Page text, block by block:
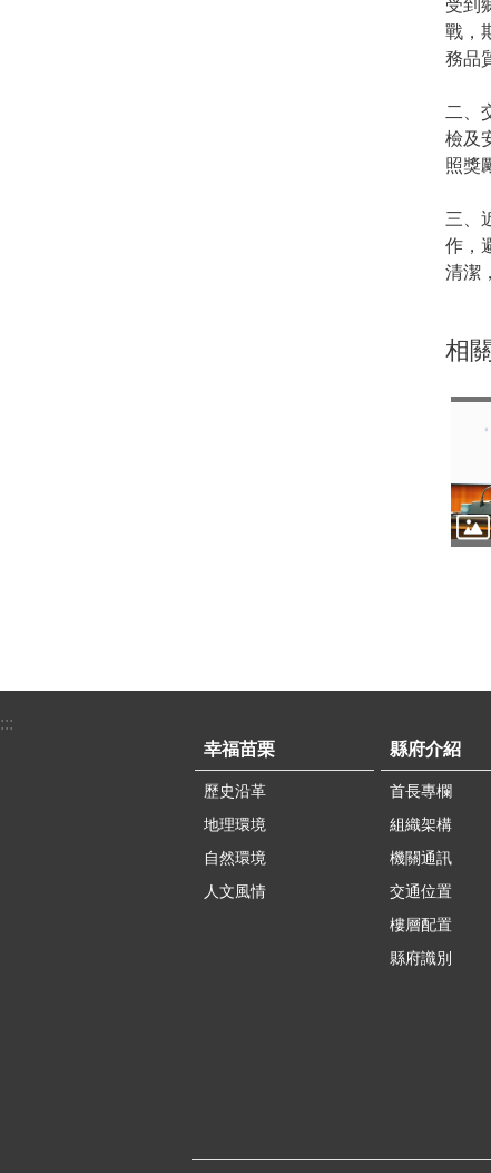
受到
戰，
務品
二、
檢及
照獎
三、
作，
清潔
相
:::
幸福苗栗
歷史沿革
地理環境
自然環境
人文風情
縣府介紹
首長專欄
組織架構
機關通訊
交通位置
樓層配置
縣府識別